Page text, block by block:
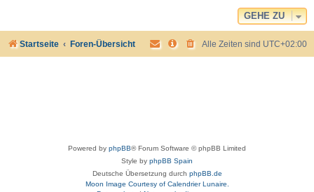
GEHE ZU
Startseite Foren-Übersicht Alle Zeiten sind UTC+02:00
Powered by phpBB® Forum Software © phpBB Limited
Style by phpBB Spain
Deutsche Übersetzung durch phpBB.de
Moon Image Courtesy of Calendrier Lunaire.